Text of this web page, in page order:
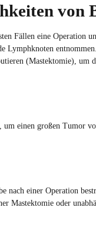
von
Fällen eine Operation
Lymphknoten
(Mastektomie), um
um einen großen Tumor
nach einer Operation
Mastektomie oder